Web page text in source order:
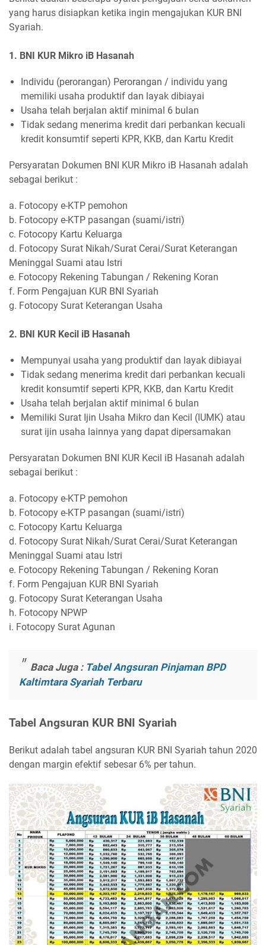
yang harus disiapkan ketika ingin mengajukan KUR BNI
Syariah.
1. BNI KUR Mikro iB Hasanah
Individu (perorangan) Perorangan / individu yang
memiliki usaha produktif dan layak dibiayai
Usaha telah berjalan aktif minimal 6 bulan
Tidak sedang menerima kredit dari perbankan kecuali
kredit konsumtif seperti KPR, KKB, dan Kartu Kredit
Persyaratan Dokumen BNI KUR Mikro iB Hasanah adalah
sebagai berikut :
a. Fotocopy e-KTP pemohon
b. Fotocopy e-KTP pasangan (suami/istri)
c. Fotocopy Kartu Keluarga
d. Fotocopy Surat Nikah/Surat Cerai/Surat Keterangan
Meninggal Suami atau Istri
e. Fotocopy Rekening Tabungan / Rekening Koran
f. Form Pengajuan KUR BNI Syariah
g. Fotocopy Surat Keterangan Usaha
2. BNI KUR Kecil iB Hasanah
Mempunyai usaha yang produktif dan layak dibiayai
Tidak sedang menerima kredit dari perbankan kecuali
kredit konsumtif seperti KPR, KKB, dan Kartu Kredit
Usaha telah berjalan aktif minimal 6 bulan
Memiliki Surat Ijin Usaha Mikro dan Kecil (IUMK) atau
surat ijin usaha lainnya yang dapat dipersamakan
Persyaratan Dokumen BNI KUR Kecil iB Hasanah adalah
sebagai berikut :
a. Fotocopy e-KTP pemohon
b. Fotocopy e-KTP pasangan (suami/istri)
c. Fotocopy Kartu Keluarga
d. Fotocopy Surat Nikah/Surat Cerai/Surat Keterangan
Meninggal Suami atau Istri
e. Fotocopy Rekening Tabungan / Rekening Koran
f. Form Pengajuan KUR BNI Syariah
g. Fotocopy Surat Keterangan Usaha
h. Fotocopy NPWP
i. Fotocopy Surat Agunan
Baca Juga : Tabel Angsuran Pinjaman BPD
Kaltimtara Syariah Terbaru
Tabel Angsuran KUR BNI Syariah
Berikut adalah tabel angsuran KUR BNI Syariah tahun 2020
dengan margin efektif sebesar 6% per tahun.